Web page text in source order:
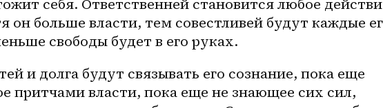
себя. Ответственней становится любое
он больше власти, тем совестливей будут каждые
свободы будет в его руках.
и долга будут связывать его сознание, пока еще
притчами власти, пока еще не знающее сих сил,